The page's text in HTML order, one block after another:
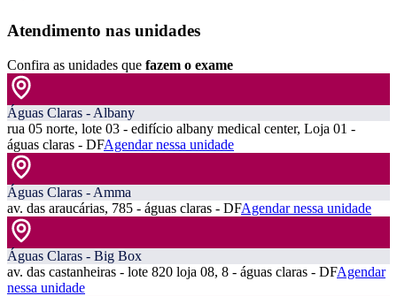
Atendimento nas unidades
Confira as unidades que fazem o exame
Águas Claras - Albany
rua 05 norte, lote 03 - edifício albany medical center, Loja 01 -
águas claras - DFAgendar nessa unidade
Águas Claras - Amma
av. das araucárias, 785 - águas claras - DFAgendar nessa unidade
Águas Claras - Big Box
av. das castanheiras - lote 820 loja 08, 8 - águas claras - DFAgendar
nessa unidade